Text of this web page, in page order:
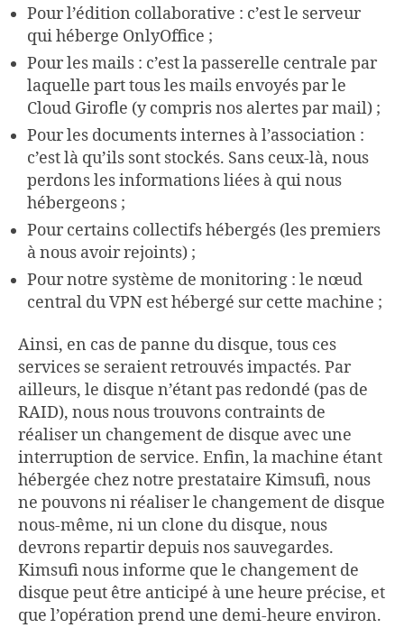
Pour l’édition collaborative : c’est le serveur
qui héberge OnlyOffice ;
Pour les mails : c’est la passerelle centrale par
laquelle part tous les mails envoyés par le
Cloud Girofle (y compris nos alertes par mail) ;
Pour les documents internes à l’association :
c’est là qu’ils sont stockés. Sans ceux-là, nous
perdons les informations liées à qui nous
hébergeons ;
Pour certains collectifs hébergés (les premiers
à nous avoir rejoints) ;
Pour notre système de monitoring : le nœud
central du VPN est hébergé sur cette machine ;
Ainsi, en cas de panne du disque, tous ces
services se seraient retrouvés impactés. Par
ailleurs, le disque n’étant pas redondé (pas de
RAID), nous nous trouvons contraints de
réaliser un changement de disque avec une
interruption de service. Enfin, la machine étant
hébergée chez notre prestataire Kimsufi, nous
ne pouvons ni réaliser le changement de disque
nous-même, ni un clone du disque, nous
devrons repartir depuis nos sauvegardes.
Kimsufi nous informe que le changement de
disque peut être anticipé à une heure précise, et
que l’opération prend une demi-heure environ.